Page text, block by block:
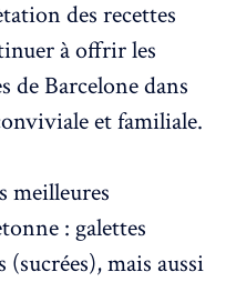
des recettes
à offrir les
de Barcelone dans
et familiale.
meilleures
: galettes
(sucrées), mais aussi